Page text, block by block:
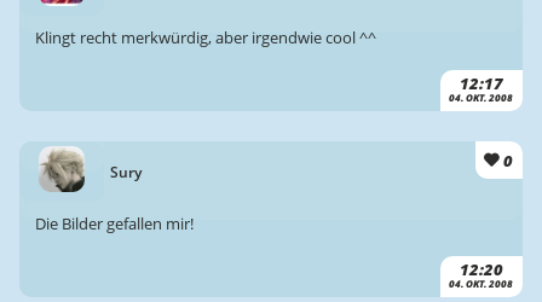
12:17
04. OKT. 2008
Klingt recht merkwürdig, aber irgendwie cool ^^
Sury
0
12:20
04. OKT. 2008
Die Bilder gefallen mir!